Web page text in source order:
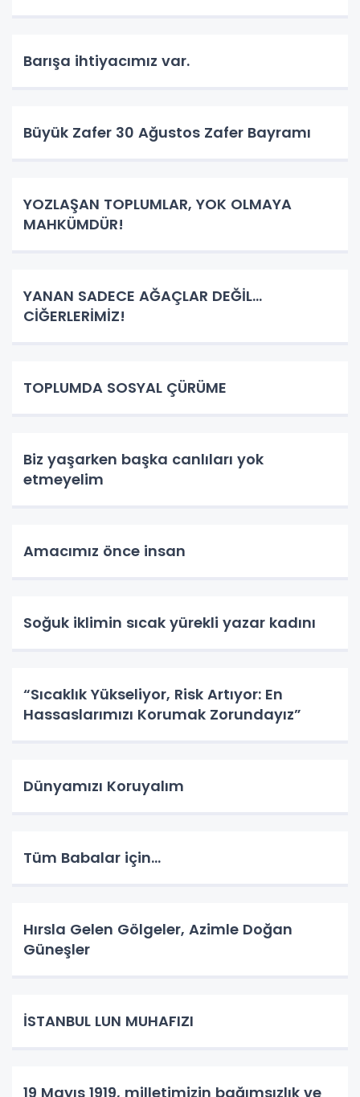
Barışa ihtiyacımız var.
Büyük Zafer 30 Ağustos Zafer Bayramı
YOZLAŞAN TOPLUMLAR, YOK OLMAYA
MAHKÜMDÜR!
YANAN SADECE AĞAÇLAR DEĞİL…
CİĞERLERİMİZ!
TOPLUMDA SOSYAL ÇÜRÜME
Biz yaşarken başka canlıları yok
etmeyelim
Amacımız önce insan
Soğuk iklimin sıcak yürekli yazar kadını
“Sıcaklık Yükseliyor, Risk Artıyor: En
Hassaslarımızı Korumak Zorundayız”
Dünyamızı Koruyalım
Tüm Babalar için...
Hırsla Gelen Gölgeler, Azimle Doğan
Güneşler
İSTANBUL LUN MUHAFIZI
19 Mayıs 1919, milletimizin bağımsızlık ve